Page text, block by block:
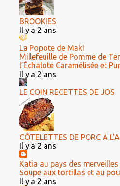
BROOKIES
Il y a 2 ans
La Popote de Maki
Millefeuille de Pomme de
l’Échalote Caramélisée et
Il y a 2 ans
LE COIN RECETTES DE JOS
CÔTELETTES DE PORC À
Il y a 2 ans
Katia au pays des merveilles
Soupe aux tortillas et au
Il y a 2 ans